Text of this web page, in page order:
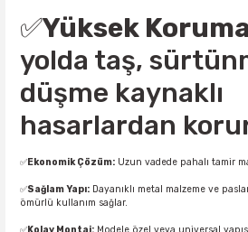
✅Yüksek
yolda taş,
düşme kaynaklı
hasarlardan
✅Ekonomik Çözüm: Uzun vadede pahalı tamir
✅Sağlam Yapı: Dayanıklı metal malzeme ve
ömürlü kullanım sağlar.